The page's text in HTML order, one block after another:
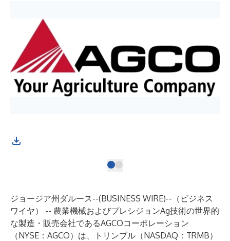
ジョージア州ダルース--(BUSINESS WIRE)-- （ビジネス
ワイヤ） -- 農業機械およびプレシジョンAg技術の世界的
な製造・販売会社であるAGCOコーポレーション
（NYSE：AGCO）は、トリンブル（NASDAQ：TRMB）